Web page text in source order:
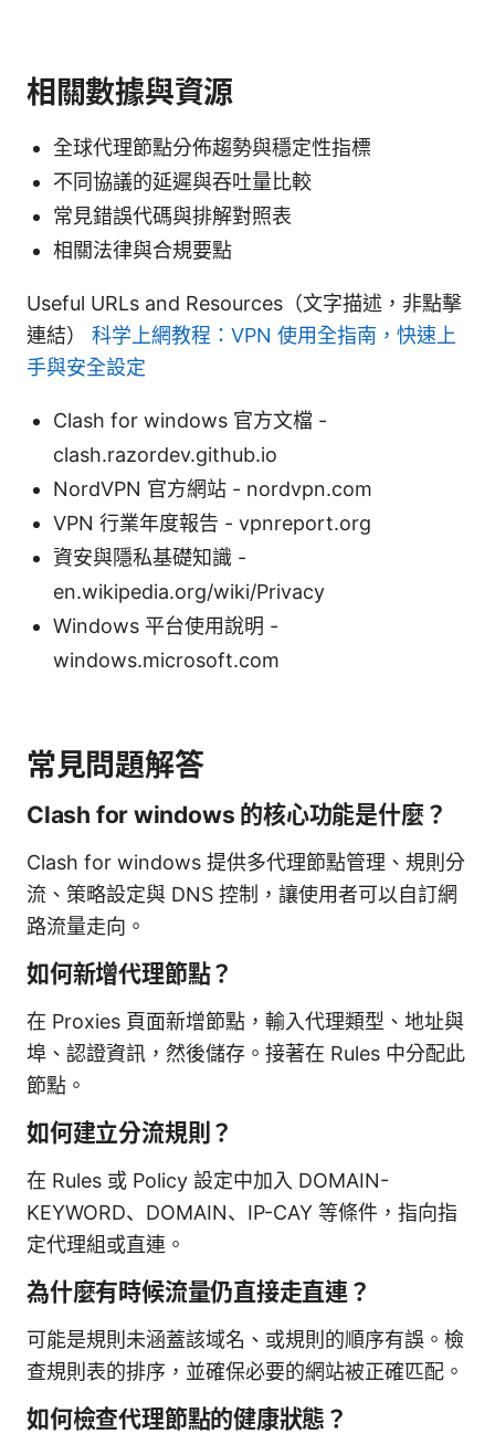
相關數據與資源
全球代理節點分佈趨勢與穩定性指標
不同協議的延遲與吞吐量比較
常見錯誤代碼與排解對照表
相關法律與合規要點
Useful URLs and Resources（文字描述，非點擊
連結） 科学上網教程：VPN 使用全指南，快速上
手與安全設定
Clash for windows 官方文檔 -
clash.razordev.github.io
NordVPN 官方網站 - nordvpn.com
VPN 行業年度報告 - vpnreport.org
資安與隱私基礎知識 -
en.wikipedia.org/wiki/Privacy
Windows 平台使用說明 -
windows.microsoft.com
常見問題解答
Clash for windows 的核心功能是什麼？
Clash for windows 提供多代理節點管理、規則分
流、策略設定與 DNS 控制，讓使用者可以自訂網
路流量走向。
如何新增代理節點？
在 Proxies 頁面新增節點，輸入代理類型、地址與
埠、認證資訊，然後儲存。接著在 Rules 中分配此
節點。
如何建立分流規則？
在 Rules 或 Policy 設定中加入 DOMAIN-
KEYWORD、DOMAIN、IP-CAY 等條件，指向指
定代理組或直連。
為什麼有時候流量仍直接走直連？
可能是規則未涵蓋該域名、或規則的順序有誤。檢
查規則表的排序，並確保必要的網站被正確匹配。
如何檢查代理節點的健康狀態？